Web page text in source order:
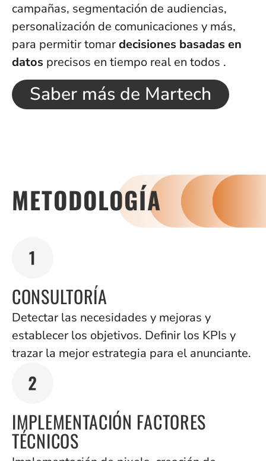
campañas, segmentación de audiencias,
personalización de comunicaciones y más,
para permitir tomardecisiones basadas en
datos precisos en tiempo real en todos .
Saber más de Martech
METODOLOGÍA
CONSULTORÍA
Detectar las necesidades y mejoras y
establecer los objetivos. Definir los KPIs y
trazar la mejor estrategia para el anunciante.
IMPLEMENTACIÓN FACTORES
TÉCNICOS